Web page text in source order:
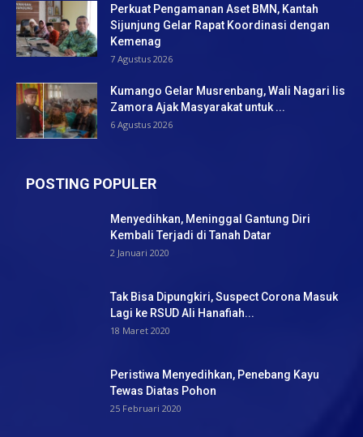
Perkuat Pengamanan Aset BMN, Kantah
Sijunjung Gelar Rapat Koordinasi dengan
Kemenag
7 Agustus 2026
Kumango Gelar Musrenbang, Wali Nagari Iis
Zamora Ajak Masyarakat untuk ...
6 Agustus 2026
POSTING POPULER
Menyedihkan, Meninggal Gantung Diri
Kembali Terjadi di Tanah Datar
2 Januari 2020
Tak Bisa Dipungkiri, Suspect Corona Masuk
Lagi ke RSUD Ali Hanafiah...
18 Maret 2020
Peristiwa Menyedihkan, Penebang Kayu
Tewas Diatas Pohon
25 Februari 2020